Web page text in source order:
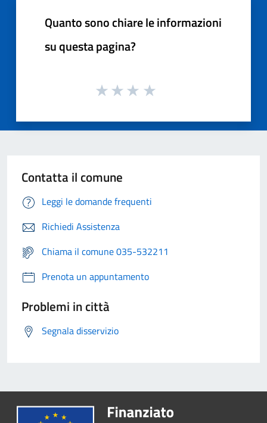
Quanto sono chiare le informazioni
su questa pagina?
Contatta il comune
Leggi le domande frequenti
Richiedi Assistenza
Chiama il comune 035-532211
Prenota un appuntamento
Problemi in città
Segnala disservizio